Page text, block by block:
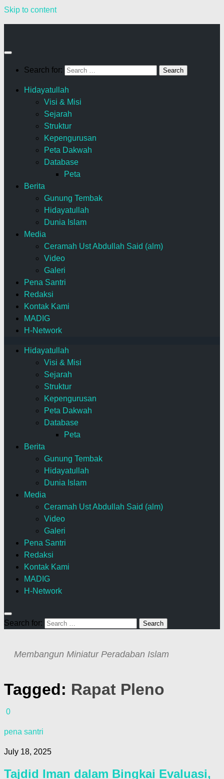
Skip to content
Search for:
Hidayatullah
Visi & Misi
Sejarah
Struktur
Kepengurusan
Peta Dakwah
Database
Peta
Berita
Gunung Tembak
Hidayatullah
Dunia Islam
Media
Ceramah Ust Abdullah Said (alm)
Video
Galeri
Pena Santri
Redaksi
Kontak Kami
MADIG
H-Network
Hidayatullah
Visi & Misi
Sejarah
Struktur
Kepengurusan
Peta Dakwah
Database
Peta
Berita
Gunung Tembak
Hidayatullah
Dunia Islam
Media
Ceramah Ust Abdullah Said (alm)
Video
Galeri
Pena Santri
Redaksi
Kontak Kami
MADIG
H-Network
Search for:
Membangun Miniatur Peradaban Islam
Tagged: Rapat Pleno
0
pena santri
July 18, 2025
Tajdid Iman dalam Bingkai Evaluasi,